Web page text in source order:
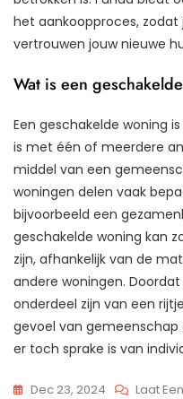
het aankoopproces,
vertrouwen jouw nieuwe
Wat is een
Een geschakelde woning
is met één of meerdere
middel van een
woningen delen vaak
bijvoorbeeld een
geschakelde woning kan
zijn, afhankelijk van de
andere woningen.
onderdeel zijn van een
gevoel van gemeenschap
er toch sprake is van
Dec 23, 2024 Laat